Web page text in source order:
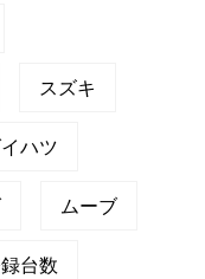
スズキ
ハツ
ムーブ
台数